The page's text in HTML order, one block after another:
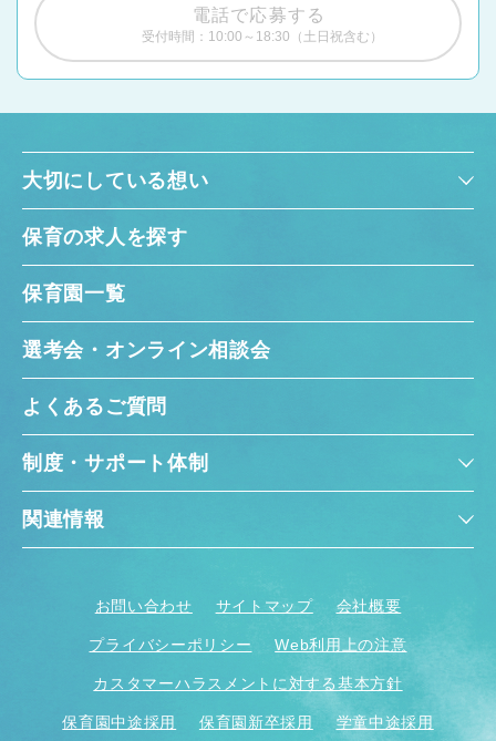
電話で応募する
受付時間：10:00～18:30（土日祝含む）
大切にしている想い
保育の求人を探す
保育園一覧
選考会・オンライン相談会
よくあるご質問
制度・サポート体制
関連情報
お問い合わせ サイトマップ 会社概要
プライバシーポリシー Web利用上の注意
カスタマーハラスメントに対する基本方針
保育園中途採用 保育園新卒採用 学童中途採用